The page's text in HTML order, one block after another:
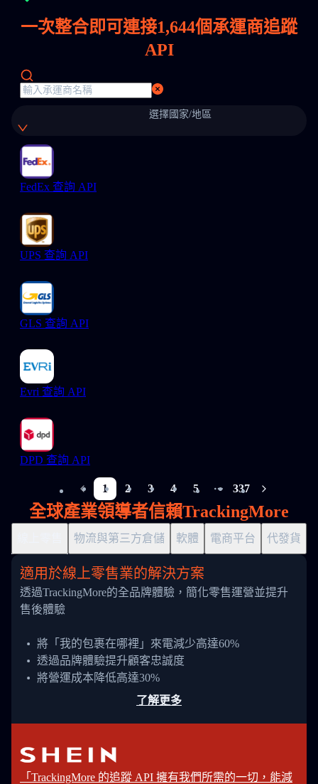
一次整合即可連接1,644個承運商追蹤
API
選擇國家/地區
FedEx 查詢 API
UPS 查詢 API
GLS 查詢 API
Evri 查詢 API
DPD 查詢 API
1 2 3 4 5
More pages
337
全球產業領導者信賴TrackingMore
物流與第三方倉儲 軟體 電商平台 代發貨
適用於線上零售業的解決方案
透過TrackingMore的全品牌體驗，簡化零售運營並提升
售後體驗
將「我的包裹在哪裡」來電減少高達60%
透過品牌體驗提升顧客忠誠度
將營運成本降低高達30%
了解更多
「TrackingMore 的追蹤 API 擁有我們所需的一切，能減